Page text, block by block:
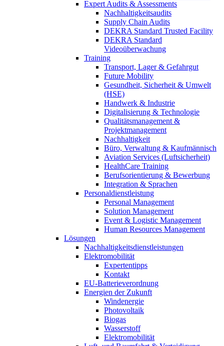
Expert Audits & Assessments
Nachhaltigkeitsaudits
Supply Chain Audits
DEKRA Standard Trusted Facility
DEKRA Standard
Videoüberwachung
Training
Transport, Lager & Gefahrgut
Future Mobility
Gesundheit, Sicherheit & Umwelt
(HSE)
Handwerk & Industrie
Digitalisierung & Technologie
Qualitätsmanagement &
Projektmanagement
Nachhaltigkeit
Büro, Verwaltung & Kaufmännisch
Aviation Services (Luftsicherheit)
HealthCare Training
Berufsorientierung & Bewerbung
Integration & Sprachen
Personaldienstleistung
Personal Management
Solution Management
Event & Logistic Management
Human Resources Management
Lösungen
Nachhaltigkeitsdienstleistungen
Elektromobilität
Expertentipps
Kontakt
EU-Batterieverordnung
Energien der Zukunft
Windenergie
Photovoltaik
Biogas
Wasserstoff
Elektromobilität